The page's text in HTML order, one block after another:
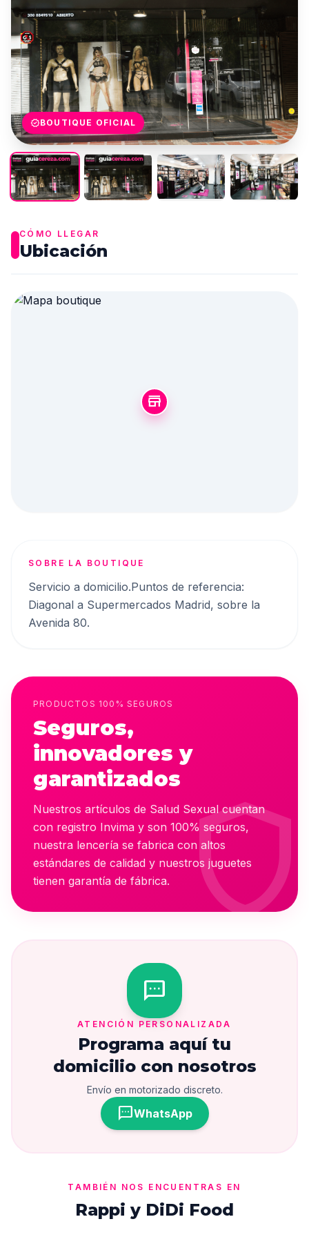
verifiedBOUTIQUE OFICIAL
CÓMO LLEGAR
Ubicación
store
SOBRE LA BOUTIQUE
Servicio a domicilio.Puntos de referencia:
Diagonal a Supermercados Madrid, sobre la
Avenida 80.
PRODUCTOS 100% SEGUROS
Seguros,
innovadores y
garantizados
Nuestros artículos de Salud Sexual cuentan
con registro Invima y son 100% seguros,
nuestra lencería se fabrica con altos
estándares de calidad y nuestros juguetes
tienen garantía de fábrica.
sms
ATENCIÓN PERSONALIZADA
Programa aquí tu
domicilio con nosotros
Envío en motorizado discreto.
smsWhatsApp
TAMBIÉN NOS ENCUENTRAS EN
Rappi y DiDi Food